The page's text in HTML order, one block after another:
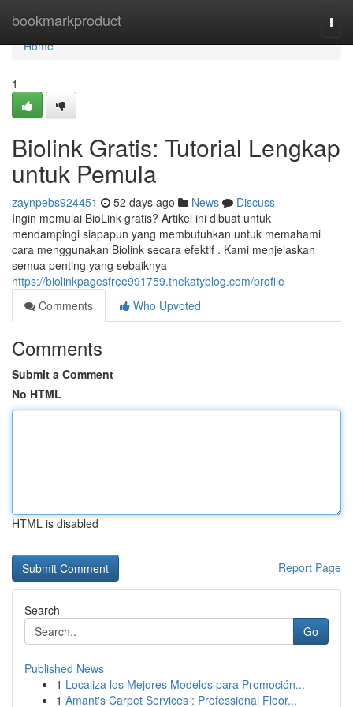
bookmarkproduct
Home
Home
1
Biolink Gratis: Tutorial Lengkap
untuk Pemula
zaynpebs924451 52 days ago News
Discuss
Ingin memulai BioLink gratis? Artikel ini dibuat untuk
mendampingi siapapun yang membutuhkan untuk memahami
cara menggunakan Biolink secara efektif . Kami menjelaskan
semua penting yang sebaiknya
https://biolinkpagesfree991759.thekatyblog.com/profile
Comments
Who Upvoted
Comments
Submit a Comment
No HTML
HTML is disabled
Report Page
Search
Go
Published News
1 Localiza los Mejores Modelos para Promoción...
1 Amant's Carpet Services : Professional Floor...